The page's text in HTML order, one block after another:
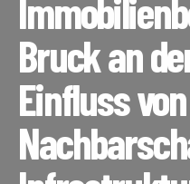
Bruck an
Einfluss von